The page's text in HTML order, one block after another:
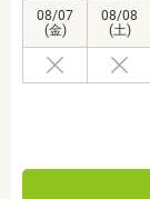
08/07
(金)
08/08
(土)